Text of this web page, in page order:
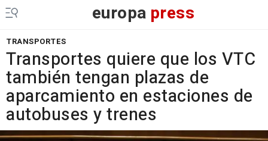
europa press
TRANSPORTES
Transportes quiere que los VTC
también tengan plazas de
aparcamiento en estaciones de
autobuses y trenes